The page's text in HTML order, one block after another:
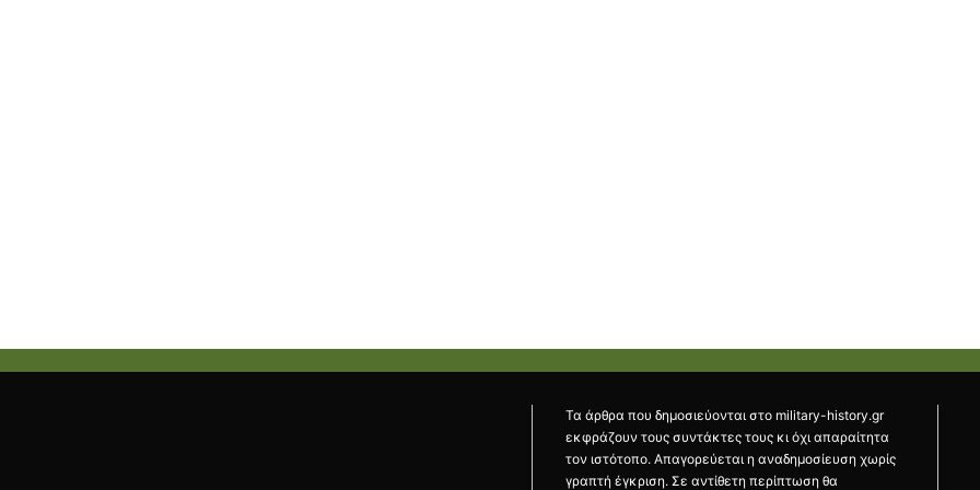
Τα άρθρα που δημοσιεύονται στο military-history.gr
εκφράζουν τους συντάκτες τους κι όχι απαραίτητα
τον ιστότοπο. Απαγορεύεται η αναδημοσίευση χωρίς
γραπτή έγκριση. Σε αντίθετη περίπτωση θα